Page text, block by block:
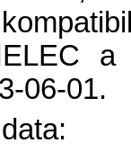
06-01.